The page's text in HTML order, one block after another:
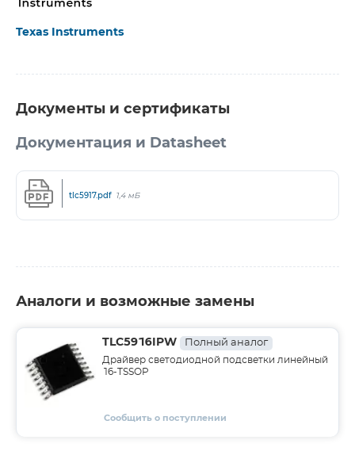
Texas Instruments
Документы и сертификаты
Документация и Datasheet
tlc5917.pdf 1,4 мБ
Аналоги и возможные замены
TLC5916IPW Полный аналог
Драйвер светодиодной подсветки линейный
16-TSSOP
Сообщить о поступлении